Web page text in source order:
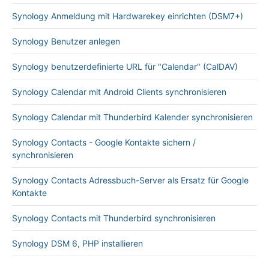
Synology Anmeldung mit Hardwarekey einrichten (DSM7+)
Synology Benutzer anlegen
Synology benutzerdefinierte URL für "Calendar" (CalDAV)
Synology Calendar mit Android Clients synchronisieren
Synology Calendar mit Thunderbird Kalender synchronisieren
Synology Contacts - Google Kontakte sichern /
synchronisieren
Synology Contacts Adressbuch-Server als Ersatz für Google
Kontakte
Synology Contacts mit Thunderbird synchronisieren
Synology DSM 6, PHP installieren